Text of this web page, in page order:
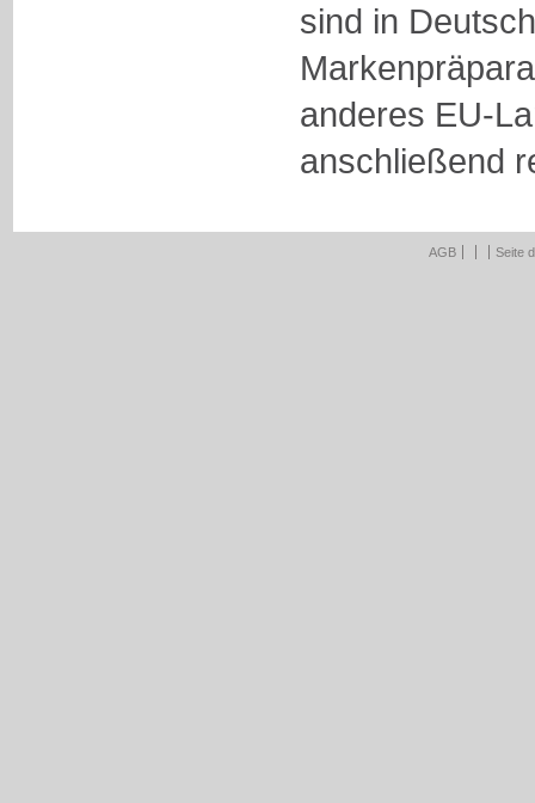
sind in
anderes EU-
anschließend
AGB Seite